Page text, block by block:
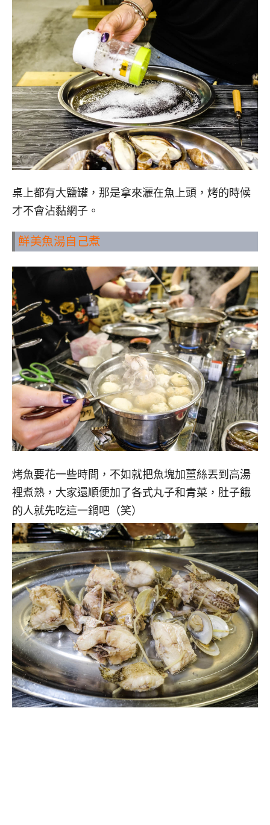
桌上都有大鹽罐，那是拿來灑在魚上頭，烤的時候
才不會沾黏網子。
鮮美魚湯自己煮
烤魚要花一些時間，不如就把魚塊加薑絲丟到高湯
裡煮熟，大家還順便加了各式丸子和青菜，肚子餓
的人就先吃這一鍋吧（笑）